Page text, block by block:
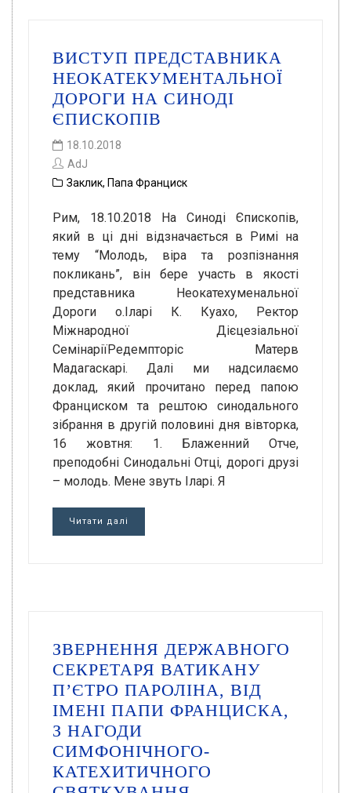
ВИСТУП ПРЕДСТАВНИКА
НЕОКАТЕКУМЕНТАЛЬНОЇ
ДОРОГИ НА СИНОДІ
ЄПИСКОПІВ
18.10.2018
AdJ
Заклик, Папа Франциск
Рим, 18.10.2018 На Синоді Єпископів,
який в ці дні відзначається в Римі на
тему “Молодь, віра та розпізнання
покликань”, він бере участь в якості
представника Неокатехуменальної
Дороги о.Іларі К. Куахо, Ректор
Міжнародної Дієцезіальної
СемінаріїРедемпторіс Матерв
Мадагаскарі. Далі ми надсилаємо
доклад, який прочитано перед папою
Франциском та рештою синодального
зібрання в другій половині дня вівторка,
16 жовтня: 1. Блаженний Отче,
преподобні Синодальні Отці, дорогі друзі
– молодь. Мене звуть Іларі. Я
Читати далі
ЗВЕРНЕННЯ ДЕРЖАВНОГО
СЕКРЕТАРЯ ВАТИКАНУ
П’ЄТРО ПАРОЛІНА, ВІД
ІМЕНІ ПАПИ ФРАНЦИСКА,
З НАГОДИ
СИМФОНІЧНОГО-
КАТЕХИТИЧНОГО